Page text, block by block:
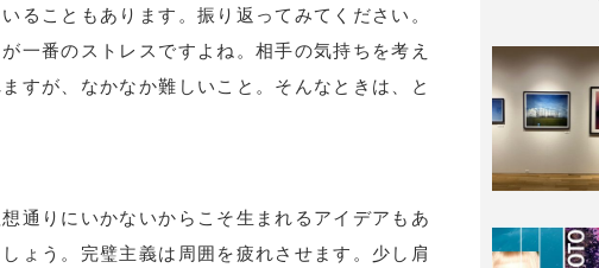
ることもあります。振り返ってみてください。
一番のストレスですよね。相手の気持ちを考え
すが、なかなか難しいこと。そんなときは、と
通りにいかないからこそ生まれるアイデアもあ
ょう。完璧主義は周囲を疲れさせます。少し肩